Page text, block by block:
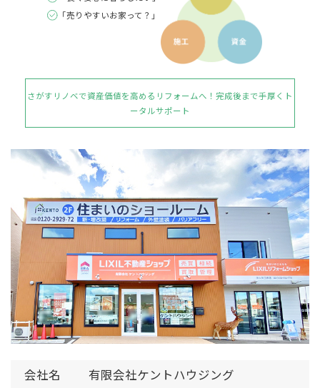
ながらの工事でしたが、大工仕事のHさん、設備工
事、電気工事、内装の皆さん丁寧な仕事をして頂きあ
りがとうございました。
「売りやすいお家って？」
さがすリノベで資産価値を高めるリフォームへ！ 完成後まで手厚くト
ータルサポート
会社名
有限会社ケントハウジング